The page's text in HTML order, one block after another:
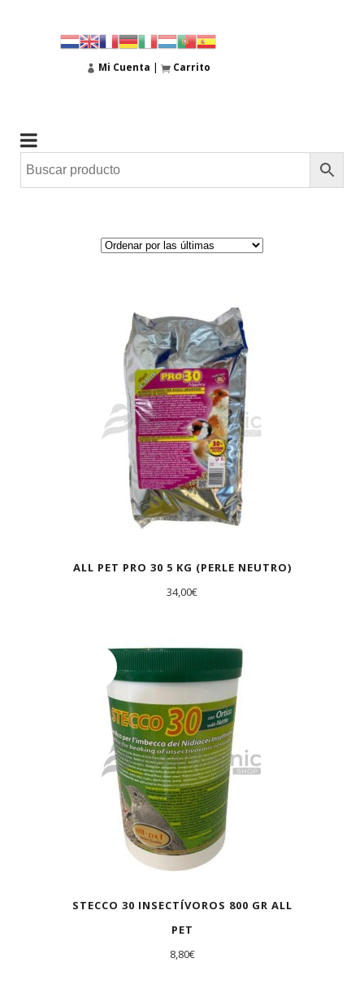
Mi Cuenta | Carrito
ALL PET PRO 30 5 KG (PERLE NEUTRO)
34,00€
AGOTADO
STECCO 30 INSECTÍVOROS 800 GR ALL
PET
8,80€